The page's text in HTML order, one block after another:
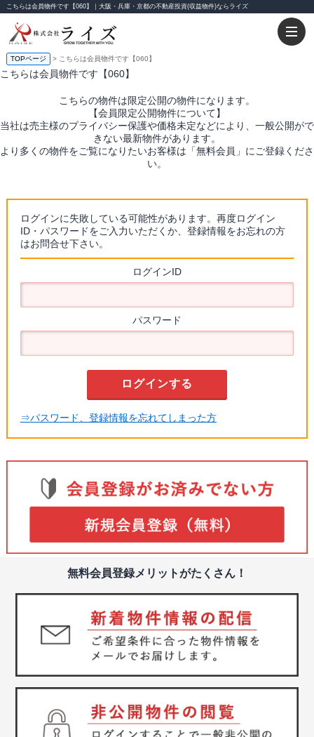
こちらは会員物件です【060】｜大阪・兵庫・京都の不動産投資(収益物件)ならライズ
TOPページ > こちらは会員物件です【060】
こちらは会員物件です【060】
こちらの物件は限定公開の物件になります。
【会員限定公開物件について】
当社は売主様のプライバシー保護や価格未定などにより、一般公開がで
きない最新物件があります。
より多くの物件をご覧になりたいお客様は「無料会員」にご登録くださ
い。
ログインに失敗している可能性があります。再度ログイン
ID・パスワードをご入力いただくか、登録情報をお忘れの方
はお問合せ下さい。
ログインID
パスワード
⇒パスワード、登録情報を忘れてしまった方
無料会員登録メリットがたくさん！